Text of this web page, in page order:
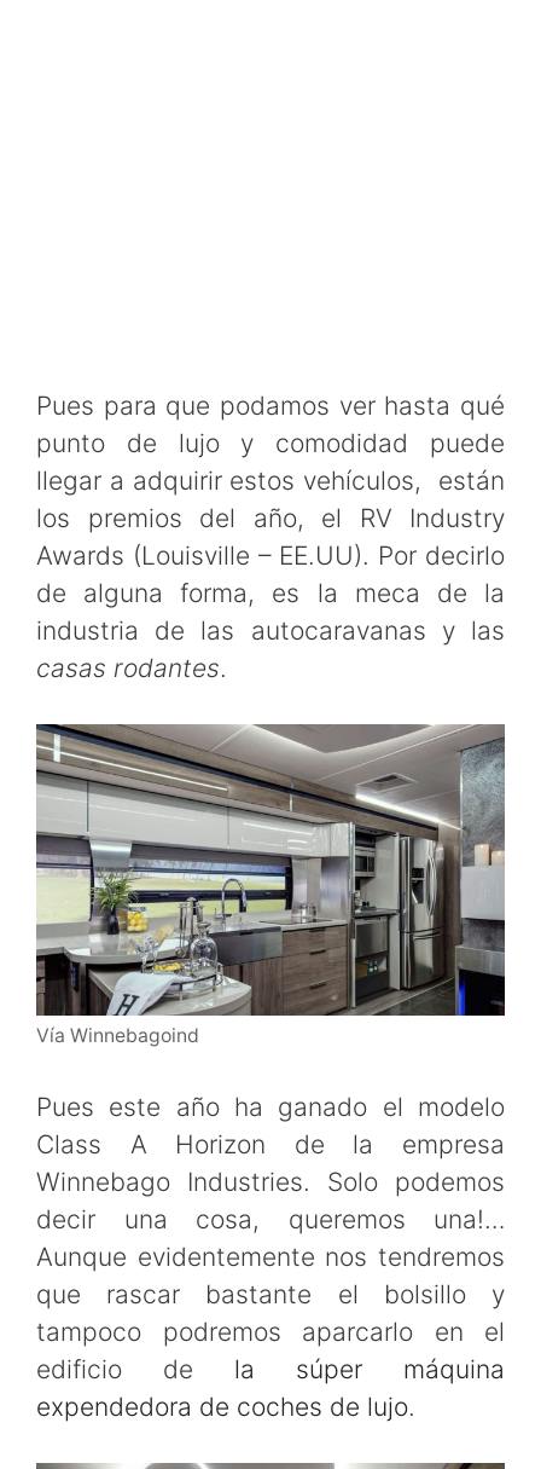
Pues para que podamos ver hasta qué
punto de lujo y comodidad puede
llegar a adquirir estos vehículos, están
los premios del año, el RV Industry
Awards (Louisville – EE.UU). Por decirlo
de alguna forma, es la meca de la
industria de las autocaravanas y las
casas rodantes.
Vía Winnebagoind
Pues este año ha ganado el modelo
Class A Horizon de la empresa
Winnebago Industries. Solo podemos
decir una cosa, queremos una!…
Aunque evidentemente nos tendremos
que rascar bastante el bolsillo y
tampoco podremos aparcarlo en el
edificio de la súper máquina
expendedora de coches de lujo.